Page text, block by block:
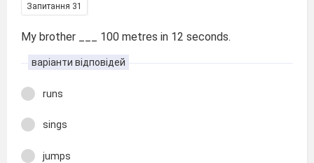
Запитання 31
My brother ___ 100 metres in 12 seconds.
варіанти відповідей
runs
sings
jumps